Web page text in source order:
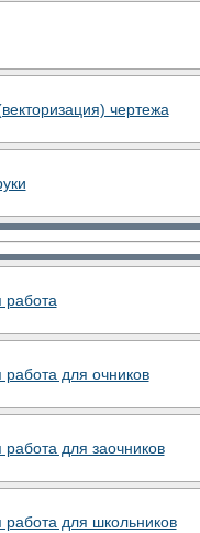
чертежа
работа
работа для очников
работа для заочников
работа для школьников